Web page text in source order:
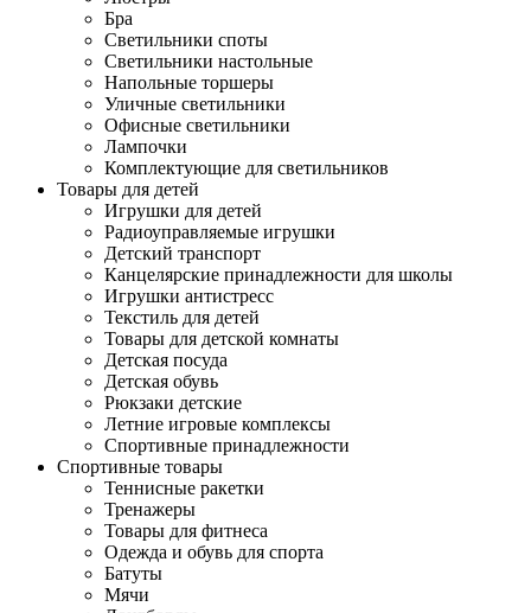
Бра
Светильники споты
Светильники настольные
Напольные торшеры
Уличные светильники
Офисные светильники
Лампочки
Комплектующие для светильников
Товары для детей
Игрушки для детей
Радиоуправляемые игрушки
Детский транспорт
Канцелярские принадлежности для школы
Игрушки антистресс
Текстиль для детей
Товары для детской комнаты
Детская посуда
Детская обувь
Рюкзаки детские
Летние игровые комплексы
Спортивные принадлежности
Спортивные товары
Теннисные ракетки
Тренажеры
Товары для фитнеса
Одежда и обувь для спорта
Батуты
Мячи